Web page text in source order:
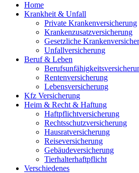
Home
Krankheit & Unfall
Private Krankenversicherung
Krankenzusatzversicherung
Gesetzliche
Unfallversicherung
Beruf & Leben
Rentenversicherung
Lebensversicherung
Kfz Versicherung
Heim & Recht & Haftung
Haftpflichtversicherung
Rechtsschutzversicherung
Hausratversicherung
Reiseversicherung
Gebäudeversicherung
Tierhalterhaftpflicht
Verschiedenes